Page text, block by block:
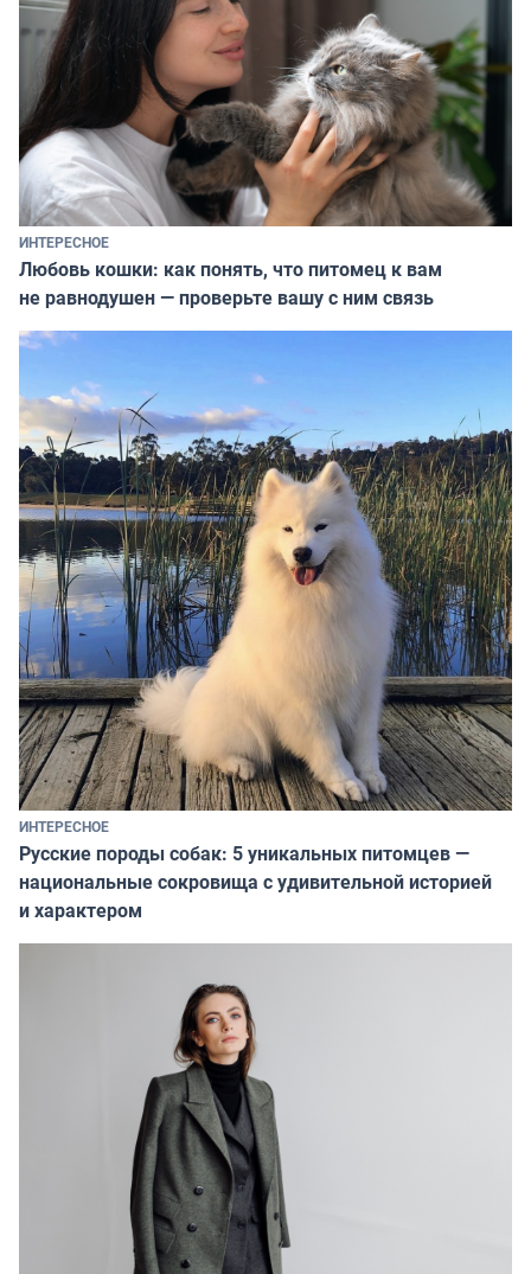
ИНТЕРЕСНОЕ
Любовь кошки: как понять, что питомец к вам
не равнодушен — проверьте вашу с ним связь
ИНТЕРЕСНОЕ
Русские породы собак: 5 уникальных питомцев —
национальные сокровища с удивительной историей
и характером